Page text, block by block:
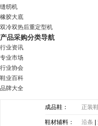
缝纫机
橡胶大底
双冷双热后重定型机
产品采购分类导航
行业资讯
专业市场
行业协会
鞋业百科
品牌大全
成品鞋： 正装
鞋材辅料： 沿条 |